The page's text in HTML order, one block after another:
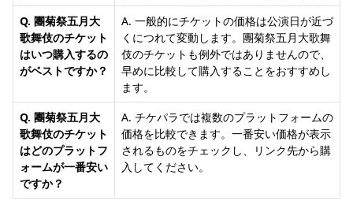
Q. 團菊祭五月大
歌舞伎のチケット
はいつ購入するの
がベストですか？
A. 一般的にチケットの価格は公演日が近づ
くにつれて変動します。團菊祭五月大歌舞
伎のチケットも例外ではありませんので、
早めに比較して購入することをおすすめし
ます。
Q. 團菊祭五月大
歌舞伎のチケット
はどのプラットフ
ォームが一番安い
ですか？
A. チケパラでは複数のプラットフォームの
価格を比較できます。一番安い価格が表示
されるものをチェックし、リンク先から購
入してください。